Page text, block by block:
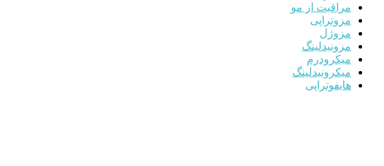
مراقبت از مو
مزوتراپی
مزوژل
مزونیدلینگ
میکرودرم
میکرونیدلینگ
هایفوتراپی